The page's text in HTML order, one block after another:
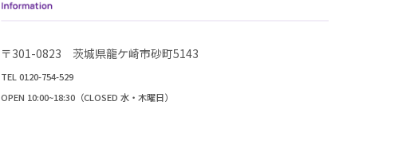
〒301-0823 茨城県龍ケ崎市砂町5143
TEL 0120-754-529
OPEN 10:00~18:30（CLOSED 水・木曜日）